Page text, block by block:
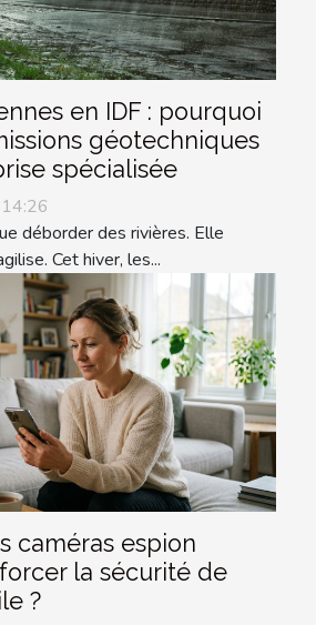
en IDF : pourquoi
géotechniques
spécialisée
déborder des rivières. Elle
Cet hiver, les...
caméras espion
la sécurité de
?